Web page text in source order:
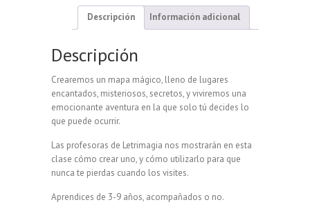
Descripción Información adicional
Descripción
Crearemos un mapa mágico, lleno de lugares
encantados, misteriosos, secretos, y viviremos una
emocionante aventura en la que solo tú decides lo
que puede ocurrir.
Las profesoras de Letrimagia nos mostrarán en esta
clase cómo crear uno, y cómo utilizarlo para que
nunca te pierdas cuando los visites.
Aprendices de 3-9 años, acompañados o no.